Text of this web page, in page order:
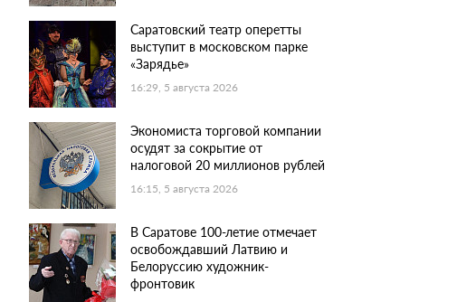
Саратовский театр оперетты
выступит в московском парке
«Зарядье»
16:29, 5 августа 2026
Экономиста торговой компании
осудят за сокрытие от
налоговой 20 миллионов рублей
16:15, 5 августа 2026
В Саратове 100-летие отмечает
освобождавший Латвию и
Белоруссию художник-
фронтовик